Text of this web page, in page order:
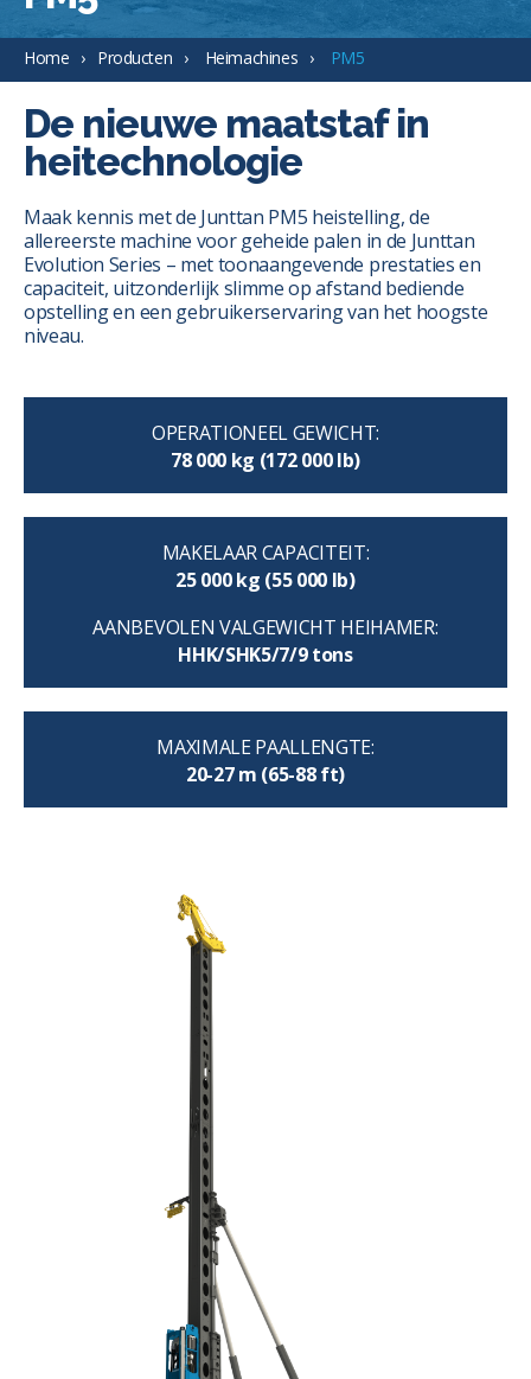
Home Producten Heimachines PM5
De nieuwe maatstaf in
heitechnologie
Maak kennis met de Junttan PM5 heistelling, de
allereerste machine voor geheide palen in de Junttan
Evolution Series – met toonaangevende prestaties en
capaciteit, uitzonderlijk slimme op afstand bediende
opstelling en een gebruikerservaring van het hoogste
niveau.
OPERATIONEEL GEWICHT:
78 000 kg (172 000 lb)
MAKELAAR CAPACITEIT:
25 000 kg (55 000 lb)
AANBEVOLEN VALGEWICHT HEIHAMER:
HHK/SHK5/7/9 tons
MAXIMALE PAALLENGTE:
20-27 m (65-88 ft)